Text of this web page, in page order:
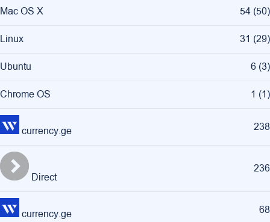
Mac OS X 54 (50)
Linux 31 (29)
Ubuntu 6 (3)
Chrome OS 1 (1)
currency.ge 238
Direct
236
currency.ge 68